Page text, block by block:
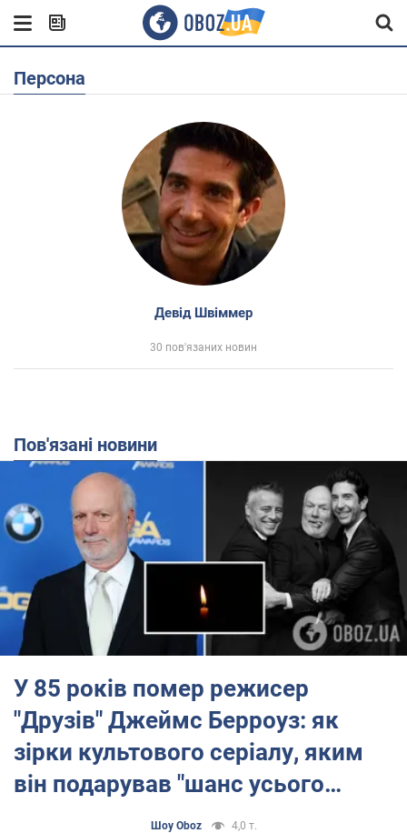
Персона
Девід Швіммер
30 пов'язаних новин
Пов'язані новини
У 85 років помер режисер
"Друзів" Джеймс Берроуз: як
зірки культового серіалу, яким
він подарував "шанс усього
життя", відреагували на трагедію
Шоу Oboz 4,0 т.